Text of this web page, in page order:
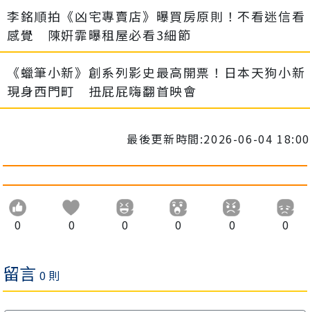
李銘順拍《凶宅專賣店》曝買房原則！不看迷信看
感覺 陳姸霏曝租屋必看3細節
《蠟筆小新》創系列影史最高開票！日本天狗小新
現身西門町 扭屁屁嗨翻首映會
最後更新時間:2026-06-04 18:00
0 0 0 0 0 0